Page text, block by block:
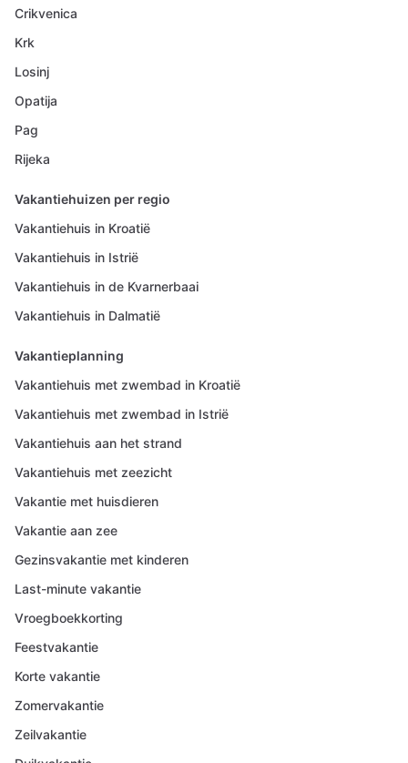
Crikvenica
Krk
Losinj
Opatija
Pag
Rijeka
Vakantiehuizen per regio
Vakantiehuis in Kroatië
Vakantiehuis in Istrië
Vakantiehuis in de Kvarnerbaai
Vakantiehuis in Dalmatië
Vakantieplanning
Vakantiehuis met zwembad in Kroatië
Vakantiehuis met zwembad in Istrië
Vakantiehuis aan het strand
Vakantiehuis met zeezicht
Vakantie met huisdieren
Vakantie aan zee
Gezinsvakantie met kinderen
Last-minute vakantie
Vroegboekkorting
Feestvakantie
Korte vakantie
Zomervakantie
Zeilvakantie